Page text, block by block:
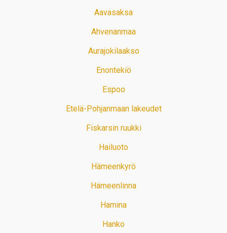
Aavasaksa
Ahvenanmaa
Aurajokilaakso
Enontekiö
Espoo
Etelä-Pohjanmaan lakeudet
Fiskarsin ruukki
Hailuoto
Hämeenkyrö
Hämeenlinna
Hamina
Hanko